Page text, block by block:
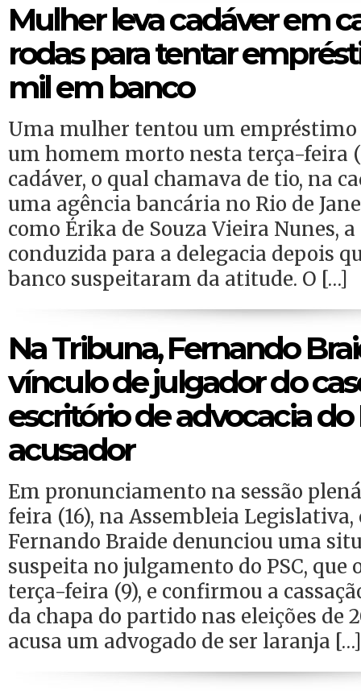
Mulher leva cadáver em
rodas para tentar
mil em banco
Uma mulher tentou um empréstimo
um homem morto nesta terça-feira
cadáver, o qual chamava de tio, na
uma agência bancária no Rio de
como Érika de Souza Vieira Nunes,
conduzida para a delegacia depois
banco suspeitaram da atitude. O […]
Na Tribuna, Fernando
vínculo de julgador do
escritório de advocacia do
acusador
Em pronunciamento na sessão
feira (16), na Assembleia Legislativa,
Fernando Braide denunciou uma
suspeita no julgamento do PSC,
terça-feira (9), e confirmou a
da chapa do partido nas eleições de
acusa um advogado de ser laranja […]